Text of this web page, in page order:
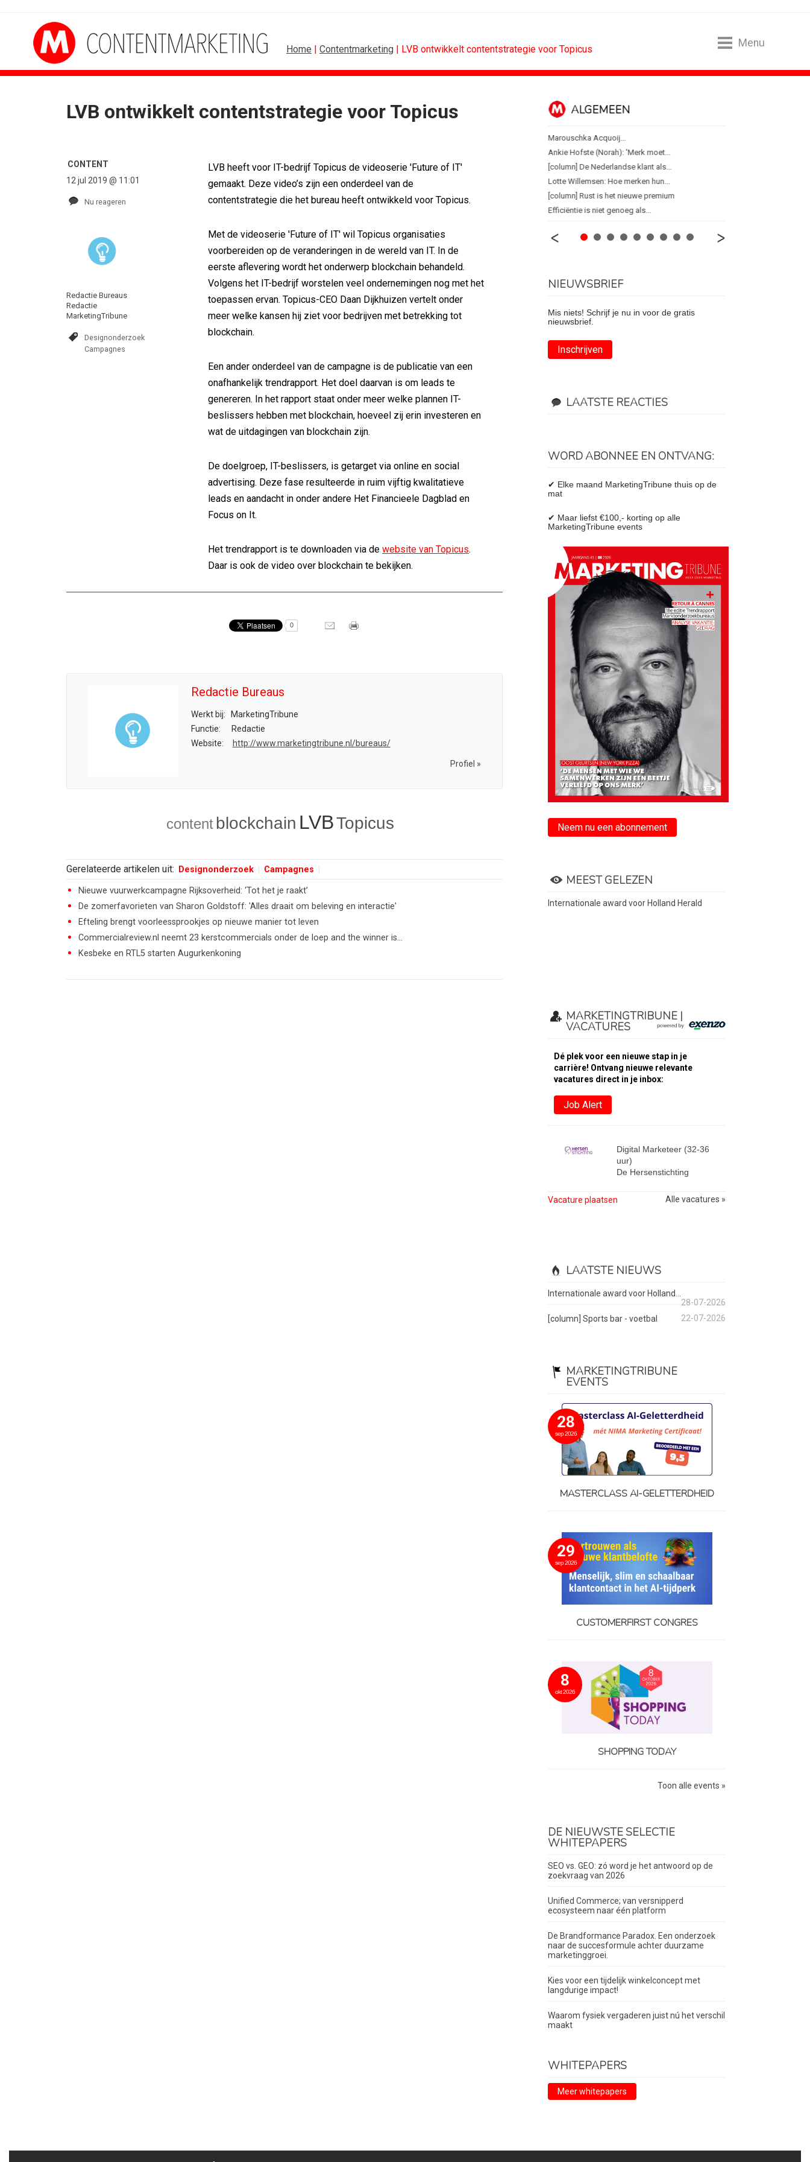
Home | Contentmarketing | LVB ontwikkelt contentstrategie voor Topicus
Menu
LVB ontwikkelt contentstrategie voor Topicus
CONTENT
12 jul 2019 @ 11:01
Nu reageren
Redactie Bureaus
Redactie
MarketingTribune
Designonderzoek
Campagnes
LVB heeft voor IT-bedrijf Topicus de videoserie 'Future of IT'
gemaakt. Deze video’s zijn een onderdeel van de
contentstrategie die het bureau heeft ontwikkeld voor Topicus.
Met de videoserie 'Future of IT' wil Topicus organisaties
voorbereiden op de veranderingen in de wereld van IT. In de
eerste aflevering wordt het onderwerp blockchain behandeld.
Volgens het IT-bedrijf worstelen veel ondernemingen nog met het
toepassen ervan. Topicus-CEO Daan Dijkhuizen vertelt onder
meer welke kansen hij ziet voor bedrijven met betrekking tot
blockchain.
Een ander onderdeel van de campagne is de publicatie van een
onafhankelijk trendrapport. Het doel daarvan is om leads te
genereren. In het rapport staat onder meer welke plannen IT-
beslissers hebben met blockchain, hoeveel zij erin investeren en
wat de uitdagingen van blockchain zijn.
De doelgroep, IT-beslissers, is getarget via online en social
advertising. Deze fase resulteerde in ruim vijftig kwalitatieve
leads en aandacht in onder andere Het Financieele Dagblad en
Focus on It.
Het trendrapport is te downloaden via de website van Topicus.
Daar is ook de video over blockchain te bekijken.
0
Redactie Bureaus
Werkt bij:
MarketingTribune
Functie:
Redactie
Website:
http://www.marketingtribune.nl/bureaus/
Profiel »
content blockchain LVBTopicus
Gerelateerde artikelen uit: Designonderzoek Campagnes
Nieuwe vuurwerkcampagne Rijksoverheid: ‘Tot het je raakt’
De zomerfavorieten van Sharon Goldstoff: 'Alles draait om beleving en interactie'
Efteling brengt voorleessprookjes op nieuwe manier tot leven
Commercialreview.nl neemt 23 kerstcommercials onder de loep and the winner is...
Kesbeke en RTL5 starten Augurkenkoning
SPONSORING
NOC*NSF lanceert businessclub voor...
BMV verbindt naam aan PSV
Olympisch schaatsen in Thialf biedt...
ALGEMEEN
Marouschka Acquoij...
Ankie Hofste (Norah): 'Merk moet...
[column] De Nederlandse klant als...
Lotte Willemsen: Hoe merken hun...
[column] Rust is het nieuwe premium
Efficiëntie is niet genoeg als...
NIEUWSBRIEF
Mis niets! Schrijf je nu in voor de gratis
nieuwsbrief.
Inschrijven
LAATSTE REACTIES
WORD ABONNEE EN ONTVANG:
✔ Elke maand MarketingTribune thuis op de
mat
✔ Maar liefst €100,- korting op alle
MarketingTribune events
Neem nu een abonnement
MEEST GELEZEN
Internationale award voor Holland Herald
MARKETINGTRIBUNE |
VACATURES
Dé plek voor een nieuwe stap in je
carrière! Ontvang nieuwe relevante
vacatures direct in je inbox:
Job Alert
Digital Marketeer (32-36
uur)
De Hersenstichting
Vacature plaatsen Alle vacatures »
LAATSTE NIEUWS
Internationale award voor Holland...
28-07-2026
[column] Sports bar - voetbal
22-07-2026
MARKETINGTRIBUNE
EVENTS
28
sep 2026
MASTERCLASS AI-GELETTERDHEID
29
sep 2026
CUSTOMERFIRST CONGRES
8
okt 2026
SHOPPING TODAY
Toon alle events »
DE NIEUWSTE SELECTIE
WHITEPAPERS
SEO vs. GEO: zó word je het antwoord op de
zoekvraag van 2026
Unified Commerce; van versnipperd
ecosysteem naar één platform
De Brandformance Paradox. Een onderzoek
naar de succesformule achter duurzame
marketinggroei.
Kies voor een tijdelijk winkelconcept met
langdurige impact!
Waarom fysiek vergaderen juist nú het verschil
maakt
WHITEPAPERS
Meer whitepapers